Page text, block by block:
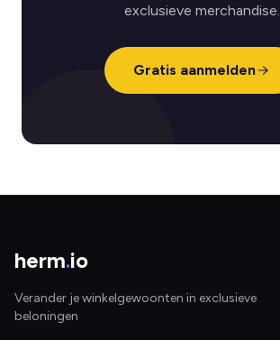
exclusieve merchandise.
Gratis aanmelden
herm.io
Verander je winkelgewoonten in exclusieve
beloningen